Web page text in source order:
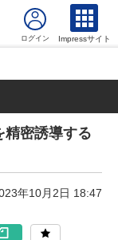
Impressサイト
精密誘導する
年10月2日 18:47